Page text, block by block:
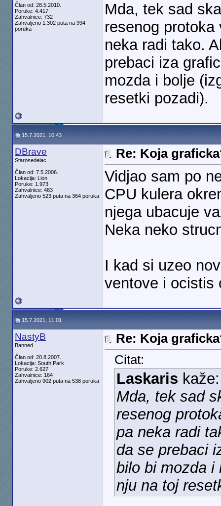
Član od: 28.5.2010.
Poruke: 4.417
Zahvalnice: 732
Zahvaljeno 1.302 puta na 994
poruka
Mda, tek sad
resenog
neka radi tako.
prebaci iza
mozda i bolje
resetki pozadi).
15.7.2021, 10:43
DBrave
Starosedelac
Član od: 7.5.2006.
Lokacija: Lion
Poruke: 1.973
Zahvalnice: 483
Zahvaljeno 523 puta na 364 poruka
Re: Koja
Vidjao sam po
CPU kulera
njega ubacuje
Neka neko
I kad si uzeo
ventove i ocistis
15.7.2021, 11:01
NastyB
Banned
Član od: 20.8.2007.
Lokacija: South Park
Poruke: 2.627
Zahvalnice: 164
Zahvaljeno 902 puta na 538 poruka
Re: Koja
Citat:
Laskaris
Mda, tek sad
resenog
pa neka radi
da se prebaci
bilo bi mozda i
nju na toj